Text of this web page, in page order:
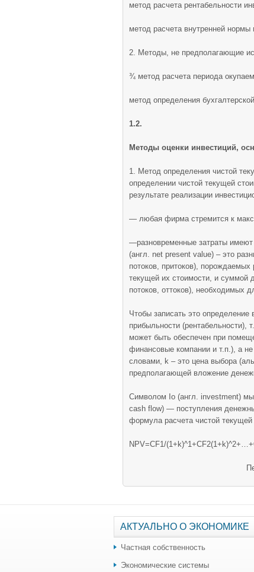
метод расчета рентабельности
метод расчета внутренней нормы
2. Методы, не предполагающие
¾ метод расчета периода
метод определения
1.2.
Методы оценки инвестиций,
1. Метод определения чистой
определении чистой текущей
результате реализации
— любая фирма стремится к
—разновременные затраты
(англ. net present value) – это
потоков, притоков), порождаемых
текущей их стоимости, и суммой
потоков, оттоков), необходимых
Чтобы записать это
прибыльности (рентабельности),
может быть обеспечен при
финансовые компании и т.п.), а
словами, k – это цена выбора
предполагающей вложение
Символом Io (англ. investment) мы
cash flow) — поступления
формула расчета чистой
NPV=CF1/
АКТУАЛЬНО О ЭКОНОМИКЕ
Частная собственность
Экономические системы